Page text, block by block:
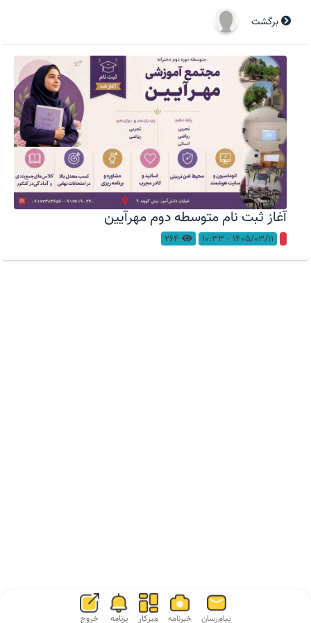
برگشت
آغاز ثبت نام متوسطه دوم مهرآیین
1405/03/11 - 10:33
264
پیام‌رسان خبرنامه میزکار برنامه خروج